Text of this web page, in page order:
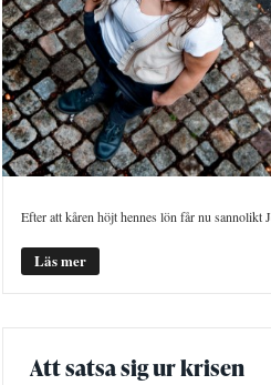
Efter att kåren höjt hennes lön får nu sannolikt
Läs mer
Att satsa sig ur krisen